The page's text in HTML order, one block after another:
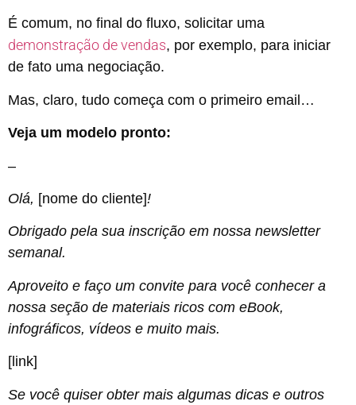
É comum, no final do fluxo, solicitar uma
demonstração de vendas, por exemplo, para iniciar
de fato uma negociação.
Mas, claro, tudo começa com o primeiro email…
Veja um modelo pronto:
–
Olá, [nome do cliente]!
Obrigado pela sua inscrição em nossa newsletter
semanal.
Aproveito e faço um convite para você conhecer a
nossa seção de materiais ricos com eBook,
infográficos, vídeos e muito mais.
[link]
Se você quiser obter mais algumas dicas e outros